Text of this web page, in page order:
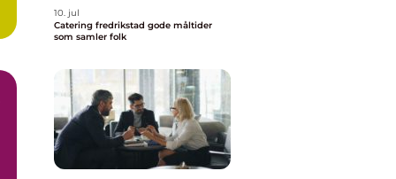
10. jul
Catering fredrikstad gode måltider
som samler folk